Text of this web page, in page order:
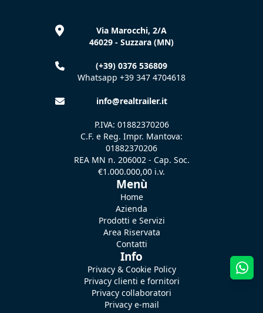
Via Marocchi, 2/A
46029 - Suzzara (MN)
(+39) 0376 536809
Whatsapp +39 347 4704618
info@realtrailer.it
P.IVA: 01882370206
C.F. e Reg. Impr. Mantova:
01882370206
REA MN n. 206002 - Cap. Soc.
€1.000.000,00 i.v.
Menù
Home
Azienda
Prodotti e Servizi
Area Riservata
Contatti
Info
Privacy & Cookie Policy
Privacy clienti e fornitori
Privacy collaboratori
Privacy e-mail